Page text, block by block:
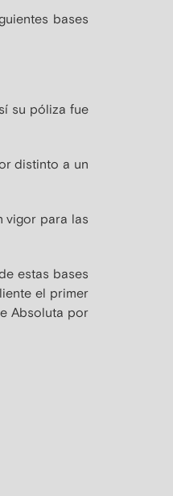
bases
su póliza fue
distinto a un
vigor para las
estas bases
el primer
Absoluta por